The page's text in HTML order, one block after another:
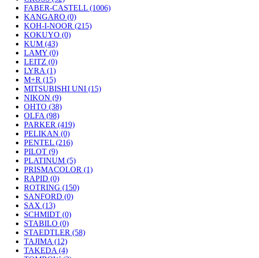
FABER-CASTELL (1006)
KANGARO (0)
KOH-I-NOOR (215)
KOKUYO (0)
KUM (43)
LAMY (0)
LEITZ (0)
LYRA (1)
M+R (15)
MITSUBISHI UNI (15)
NIKON (9)
OHTO (38)
OLFA (98)
PARKER (419)
PELIKAN (0)
PENTEL (216)
PILOT (9)
PLATINUM (5)
PRISMACOLOR (1)
RAPID (0)
ROTRING (150)
SANFORD (0)
SAX (13)
SCHMIDT (0)
STABILO (0)
STAEDTLER (58)
TAJIMA (12)
TAKEDA (4)